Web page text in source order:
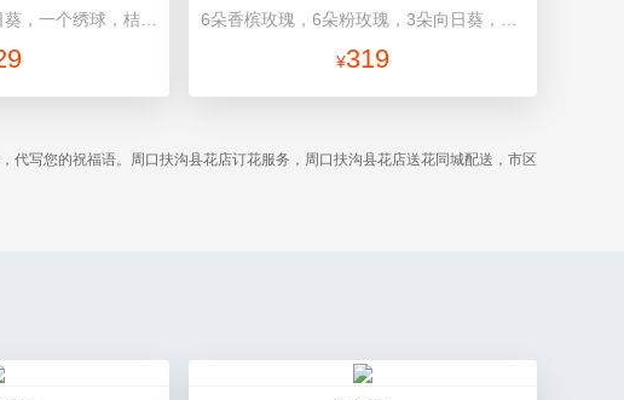
¥319
写您的祝福语。周口扶沟县花店订花服务，周口扶沟县花店送花同城配送，市区